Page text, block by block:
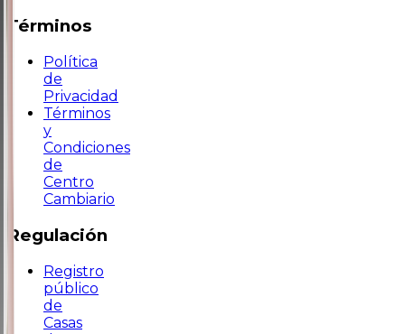
Términos
Política
de
Privacidad
Términos
y
Condiciones
de
Centro
Cambiario
Regulación
Registro
público
de
Casas